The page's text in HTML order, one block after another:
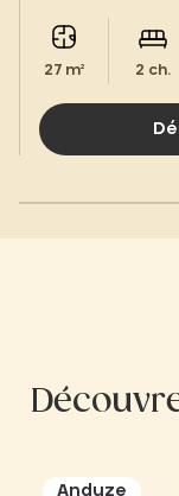
27 m² 2 ch.
Anduze